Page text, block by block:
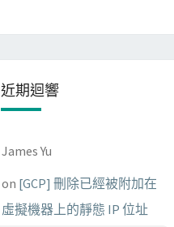
近期迴響
James Yu
on [GCP] 刪除已經被附加在
虛擬機器上的靜態 IP 位址